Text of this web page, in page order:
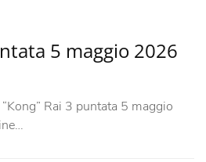
5 maggio 2026
Rai 3 puntata 5 maggio